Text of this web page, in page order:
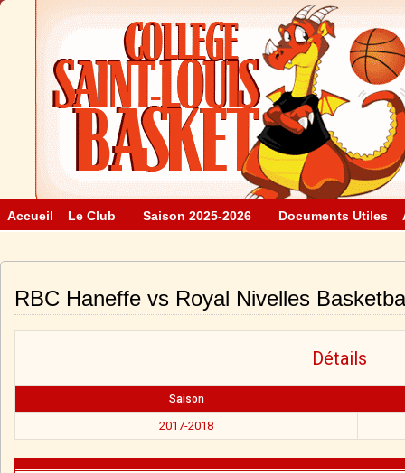
Accueil Le Club Saison 2025-2026 Documents Utiles
RBC Haneffe vs Royal Nivelles
Détails
Saison
2017-2018